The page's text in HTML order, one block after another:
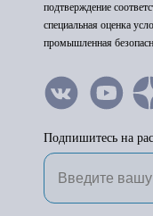
подтверждение
специальная оценка
промышленная
Подпишитесь на